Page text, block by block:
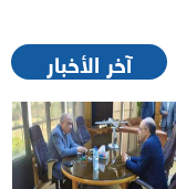
آخر الأخبار